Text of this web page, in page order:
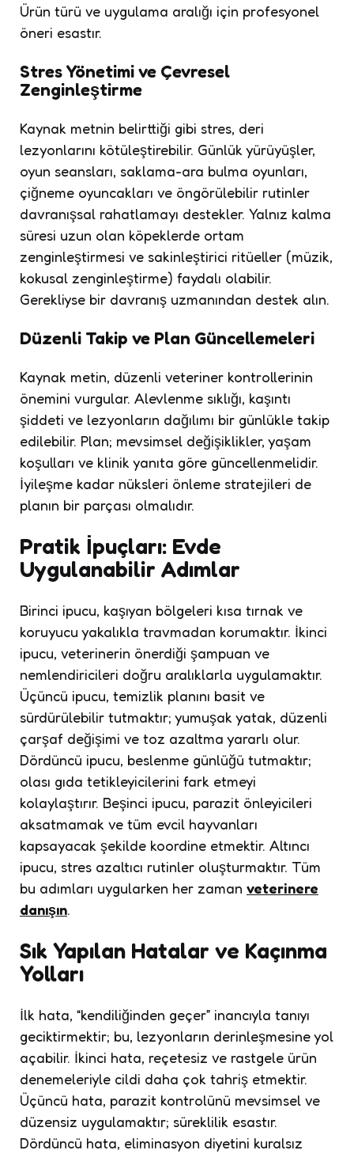
Ürün türü ve uygulama aralığı için profesyonel
öneri esastır.
Stres Yönetimi ve Çevresel
Zenginleştirme
Kaynak metnin belirttiği gibi stres, deri
lezyonlarını kötüleştirebilir. Günlük yürüyüşler,
oyun seansları, saklama-ara bulma oyunları,
çiğneme oyuncakları ve öngörülebilir rutinler
davranışsal rahatlamayı destekler. Yalnız kalma
süresi uzun olan köpeklerde ortam
zenginleştirmesi ve sakinleştirici ritüeller (müzik,
kokusal zenginleştirme) faydalı olabilir.
Gerekliyse bir davranış uzmanından destek alın.
Düzenli Takip ve Plan Güncellemeleri
Kaynak metin, düzenli veteriner kontrollerinin
önemini vurgular. Alevlenme sıklığı, kaşıntı
şiddeti ve lezyonların dağılımı bir günlükle takip
edilebilir. Plan; mevsimsel değişiklikler, yaşam
koşulları ve klinik yanıta göre güncellenmelidir.
İyileşme kadar nüksleri önleme stratejileri de
planın bir parçası olmalıdır.
Pratik İpuçları: Evde
Uygulanabilir Adımlar
Birinci ipucu, kaşıyan bölgeleri kısa tırnak ve
koruyucu yakalıkla travmadan korumaktır. İkinci
ipucu, veterinerin önerdiği şampuan ve
nemlendiricileri doğru aralıklarla uygulamaktır.
Üçüncü ipucu, temizlik planını basit ve
sürdürülebilir tutmaktır; yumuşak yatak, düzenli
çarşaf değişimi ve toz azaltma yararlı olur.
Dördüncü ipucu, beslenme günlüğü tutmaktır;
olası gıda tetikleyicilerini fark etmeyi
kolaylaştırır. Beşinci ipucu, parazit önleyicileri
aksatmamak ve tüm evcil hayvanları
kapsayacak şekilde koordine etmektir. Altıncı
ipucu, stres azaltıcı rutinler oluşturmaktır. Tüm
bu adımları uygularken her zaman veterinere
danışın.
Sık Yapılan Hatalar ve Kaçınma
Yolları
İlk hata, “kendiliğinden geçer” inancıyla tanıyı
geciktirmektir; bu, lezyonların derinleşmesine yol
açabilir. İkinci hata, reçetesiz ve rastgele ürün
denemeleriyle cildi daha çok tahriş etmektir.
Üçüncü hata, parazit kontrolünü mevsimsel ve
düzensiz uygulamaktır; süreklilik esastır.
Dördüncü hata, eliminasyon diyetini kuralsız